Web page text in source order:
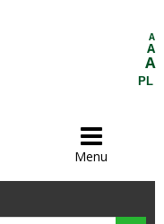
A
A
A
PL

Menu